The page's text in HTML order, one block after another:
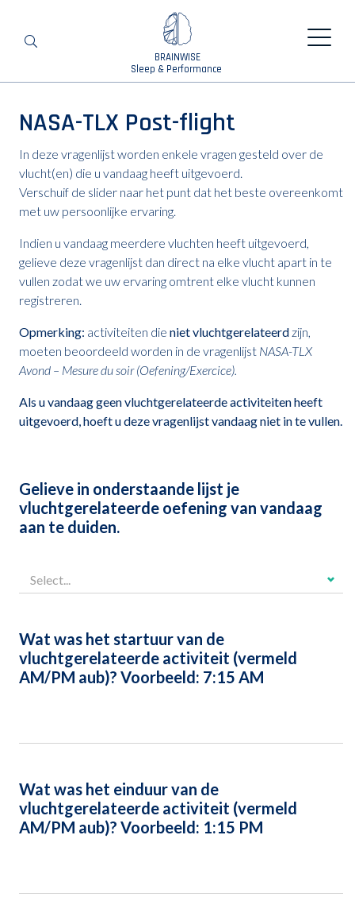
BRAINWISE
Sleep & Performance
NASA-TLX Post-flight
In deze vragenlijst worden enkele vragen gesteld over de
vlucht(en) die u vandaag heeft uitgevoerd.
Verschuif de slider naar het punt dat het beste overeenkomt
met uw persoonlijke ervaring.
Indien u vandaag meerdere vluchten heeft uitgevoerd,
gelieve deze vragenlijst dan direct na elke vlucht apart in te
vullen zodat we uw ervaring omtrent elke vlucht kunnen
registreren.
Opmerking: activiteiten die niet vluchtgerelateerdzijn,
moeten beoordeeld worden in de vragenlijst NASA-TLX
Avond – Mesure du soir (Oefening/Exercice).
Als u vandaag geen vluchtgerelateerde activiteiten heeft
uitgevoerd, hoeft u deze vragenlijst vandaag niet in te vullen.
Gelieve in onderstaande lijst je
vluchtgerelateerde oefening van vandaag
aan te duiden.
Wat was het startuur van de
vluchtgerelateerde activiteit (vermeld
AM/PM aub)? Voorbeeld: 7:15 AM
Wat was het einduur van de
vluchtgerelateerde activiteit (vermeld
AM/PM aub)? Voorbeeld: 1:15 PM